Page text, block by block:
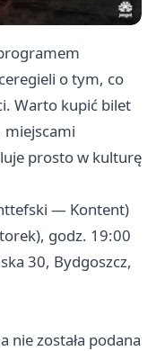
o tym, co
Warto kupić bilet
prosto w kulturę
— Kontent)
godz. 19:00
30, Bydgoszcz,
nie została podana